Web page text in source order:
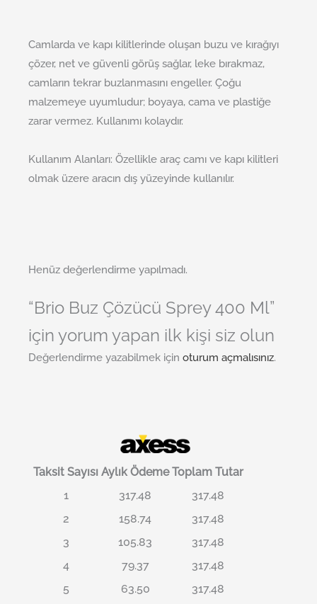
Camlarda ve kapı kilitlerinde oluşan buzu ve kırağıyı
çözer, net ve güvenli görüş sağlar, leke bırakmaz,
camların tekrar buzlanmasını engeller. Çoğu
malzemeye uyumludur; boyaya, cama ve plastiğe
zarar vermez. Kullanımı kolaydır.
Kullanım Alanları: Özellikle araç camı ve kapı kilitleri
olmak üzere aracın dış yüzeyinde kullanılır.
Henüz değerlendirme yapılmadı.
“Brio Buz Çözücü Sprey 400 Ml”
için yorum yapan ilk kişi siz olun
Değerlendirme yazabilmek için oturum açmalısınız.
Taksit Sayısı Aylık Ödeme Toplam Tutar
1
317.48
317.48
2
158.74
317.48
3
105.83
317.48
4
79.37
317.48
5
63.50
317.48